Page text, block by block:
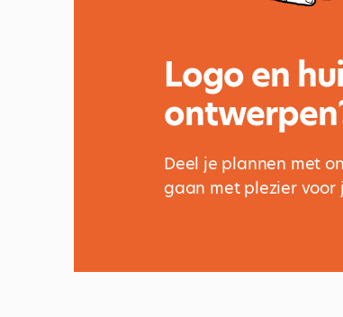
Logo en
Deel je plannen met
gaan met plezier voor